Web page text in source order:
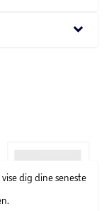
keyboard_arrow_down
dig dine seneste